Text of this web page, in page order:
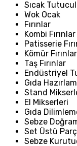
Sıcak
Wok Ocak
Fırınlar
Kombi Fırınlar
Patisserie
Kömür Fırınlar
Taş Fırınlar
Endüstriyel
Gıda
Stand
El Mikserleri
Gıda
Sebze
Set Üstü
Sebze